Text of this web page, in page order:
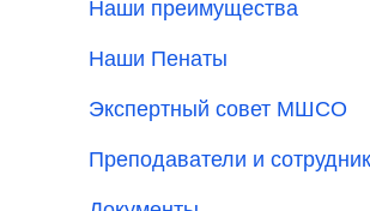
Наши преимущества
Наши Пенаты
Экспертный совет МШСО
Преподаватели и